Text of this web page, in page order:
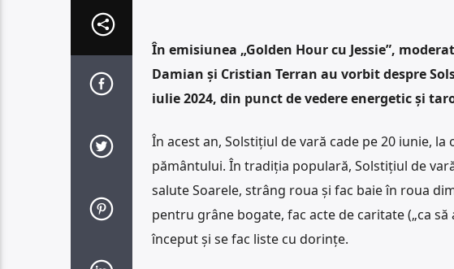
În emisiunea „Golden Hour cu Jessie”,
Damian și Cristian Terran au vorbit despre
iulie 2024, din punct de vedere energetic și
În acest an, Solstițiul de vară cade pe 20 iunie,
pământului. În tradiția populară, Solstițiul de
salute Soarele, strâng roua și fac baie în roua
pentru grâne bogate, fac acte de caritate („ca
început și se fac liste cu dorințe.